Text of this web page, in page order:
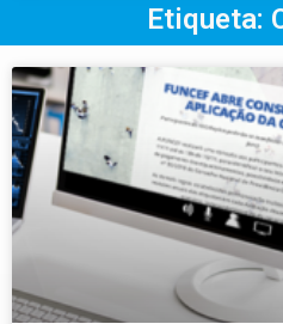
Etiqueta: